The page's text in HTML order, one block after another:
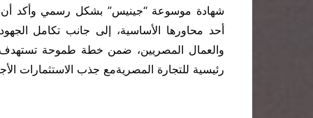
شهادة موسوعة “جينيس” بشكل رسمي وأكد أن
أحد محاورها الأساسية، إلى جانب تكامل
والعمال المصريين، ضمن خطة طموحة تستهدف
رئيسية للتجارة المصريةمع جذب الاستثمارات